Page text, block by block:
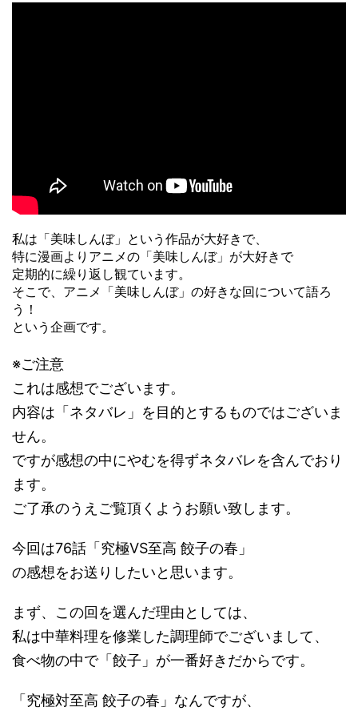
私は「美味しんぼ」という作品が大好きで、
特に漫画よりアニメの「美味しんぼ」が大好きで
定期的に繰り返し観ています。
そこで、アニメ「美味しんぼ」の好きな回について語ろ
う！
という企画です。
※ご注意
これは感想でございます。
内容は「ネタバレ」を目的とするものではございま
せん。
ですが感想の中にやむを得ずネタバレを含んでおり
ます。
ご了承のうえご覧頂くようお願い致します。
今回は76話「究極VS至高 餃子の春」
の感想をお送りしたいと思います。
まず、この回を選んだ理由としては、
私は中華料理を修業した調理師でございまして、
食べ物の中で「餃子」が一番好きだからです。
「究極対至高 餃子の春」なんですが、